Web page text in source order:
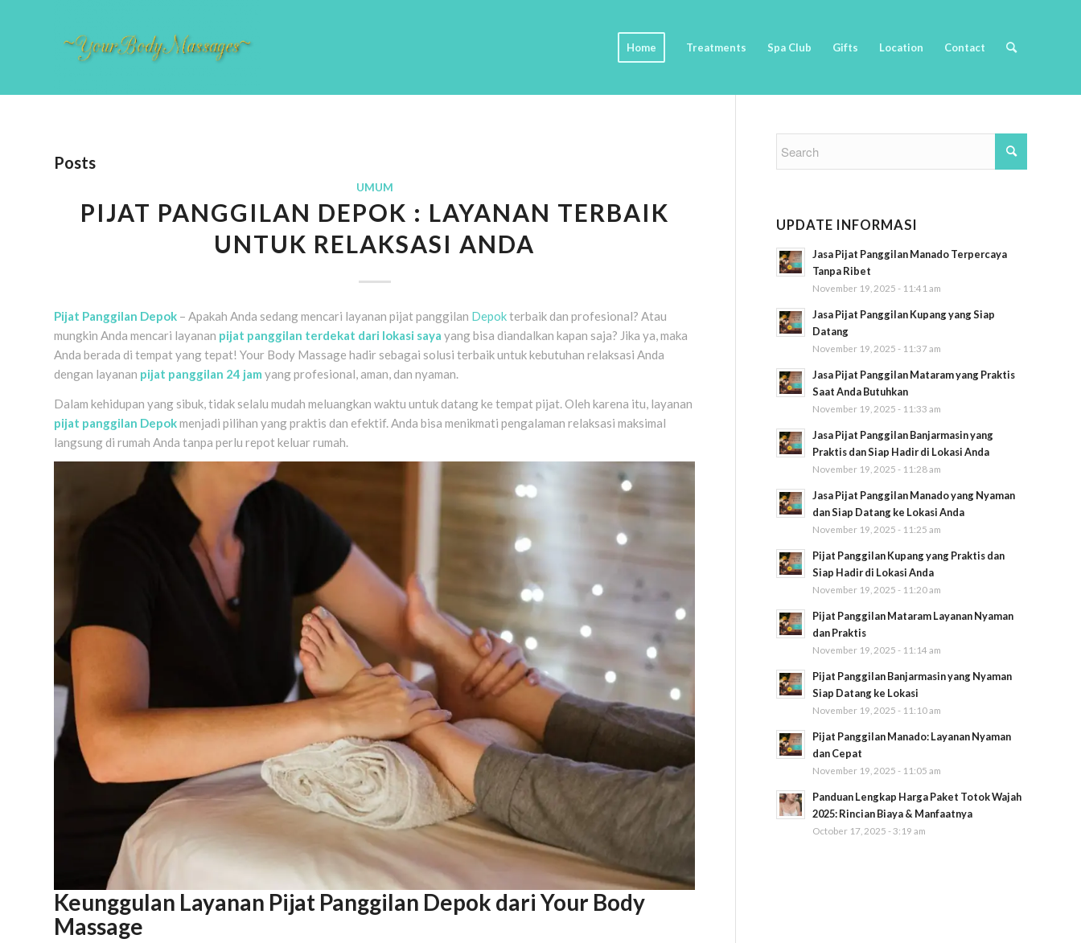
Home Treatments Spa Club Gifts Location Contact
Posts
UMUM
PIJAT PANGGILAN DEPOK : LAYANAN TERBAIK
UNTUK RELAKSASI ANDA
Pijat Panggilan Depok – Apakah Anda sedang mencari layanan pijat panggilan Depokterbaik dan profesional? Atau
mungkin Anda mencari layanan pijat panggilan terdekat dari lokasi saya yang bisa diandalkan kapan saja? Jika ya, maka
Anda berada di tempat yang tepat! Your Body Massage hadir sebagai solusi terbaik untuk kebutuhan relaksasi Anda
dengan layanan pijat panggilan 24 jam yang profesional, aman, dan nyaman.
Dalam kehidupan yang sibuk, tidak selalu mudah meluangkan waktu untuk datang ke tempat pijat. Oleh karena itu, layanan
pijat panggilan Depokmenjadi pilihan yang praktis dan efektif. Anda bisa menikmati pengalaman relaksasi maksimal
langsung di rumah Anda tanpa perlu repot keluar rumah.
Keunggulan Layanan Pijat Panggilan Depok dari Your Body
Massage
UPDATE INFORMASI
Jasa Pijat Panggilan Manado Terpercaya
Tanpa Ribet
November 19, 2025 - 11:41 am
Jasa Pijat Panggilan Kupang yang Siap
Datang
November 19, 2025 - 11:37 am
Jasa Pijat Panggilan Mataram yang Praktis
Saat Anda Butuhkan
November 19, 2025 - 11:33 am
Jasa Pijat Panggilan Banjarmasin yang
Praktis dan Siap Hadir di Lokasi Anda
November 19, 2025 - 11:28 am
Jasa Pijat Panggilan Manado yang Nyaman
dan Siap Datang ke Lokasi Anda
November 19, 2025 - 11:25 am
Pijat Panggilan Kupang yang Praktis dan
Siap Hadir di Lokasi Anda
November 19, 2025 - 11:20 am
Pijat Panggilan Mataram Layanan Nyaman
dan Praktis
November 19, 2025 - 11:14 am
Pijat Panggilan Banjarmasin yang Nyaman
Siap Datang ke Lokasi
November 19, 2025 - 11:10 am
Pijat Panggilan Manado: Layanan Nyaman
dan Cepat
November 19, 2025 - 11:05 am
Panduan Lengkap Harga Paket Totok Wajah
2025: Rincian Biaya & Manfaatnya
October 17, 2025 - 3:19 am